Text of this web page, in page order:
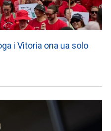
i Vitoria ona ua solo